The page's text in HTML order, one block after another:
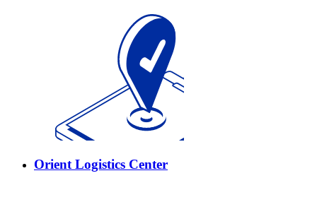
Orient Logistics Сenter